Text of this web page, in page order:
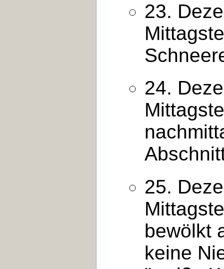
23.
24.
25.
bewölkt
keine